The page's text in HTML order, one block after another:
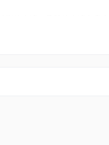
能涉及細表演者、技術及工